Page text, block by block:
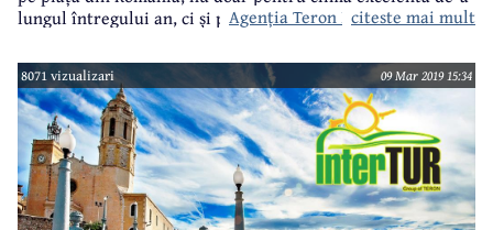
lungul întregului an, ci și pentru numeroasele posibilități
naturii, la plajele aproape exotice, cu nisip negru, de la
viața de noapte trepidantă, la pitorescul centrului vechi
din principalul oraș de pe această insulă din Atlantic, care
aparține administrativ de Spania, dar este mai apropiată
de coasta Africii.
Agenția Teron Intertur Câmpina
vine în întâmpinarea turiștilor care
doresc o vacanță în Tenerife cu oferte speciale și cu mari
reduceri de preț pentru rezervările efectuate până pe 31
martie 2019.
citeste mai mult
8071 vizualizari 09 Mar 2019 15:34